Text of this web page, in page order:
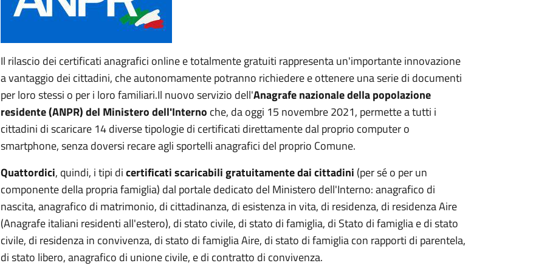
Il rilascio dei certificati anagrafici online e totalmente gratuiti rappresenta un'importante innovazione
a vantaggio dei cittadini, che autonomamente potranno richiedere e ottenere una serie di documenti
per loro stessi o per i loro familiari.Il nuovo servizio dell'Anagrafe nazionale della popolazione
residente (ANPR) del Ministero dell'Interno che, da oggi 15 novembre 2021, permette a tutti i
cittadini di scaricare 14 diverse tipologie di certificati direttamente dal proprio computer o
smartphone, senza doversi recare agli sportelli anagrafici del proprio Comune.
Quattordici, quindi, i tipi dicertificati scaricabili gratuitamente dai cittadini (per sé o per un
componente della propria famiglia) dal portale dedicato del Ministero dell'Interno: anagrafico di
nascita, anagrafico di matrimonio, di cittadinanza, di esistenza in vita, di residenza, di residenza Aire
(Anagrafe italiani residenti all'estero), di stato civile, di stato di famiglia, di Stato di famiglia e di stato
civile, di residenza in convivenza, di stato di famiglia Aire, di stato di famiglia con rapporti di parentela,
di stato libero, anagrafico di unione civile, e di contratto di convivenza.